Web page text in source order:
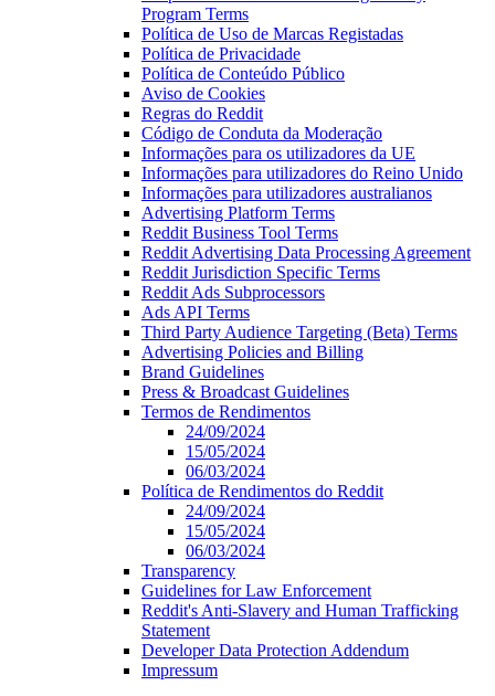
Program Terms
Política de Uso de Marcas Registadas
Política de Privacidade
Política de Conteúdo Público
Aviso de Cookies
Regras do Reddit
Código de Conduta da Moderação
Informações para os utilizadores da UE
Informações para utilizadores do Reino Unido
Informações para utilizadores australianos
Advertising Platform Terms
Reddit Business Tool Terms
Reddit Advertising Data Processing Agreement
Reddit Jurisdiction Specific Terms
Reddit Ads Subprocessors
Ads API Terms
Third Party Audience Targeting (Beta) Terms
Advertising Policies and Billing
Brand Guidelines
Press & Broadcast Guidelines
Termos de Rendimentos
24/09/2024
15/05/2024
06/03/2024
Política de Rendimentos do Reddit
24/09/2024
15/05/2024
06/03/2024
Transparency
Guidelines for Law Enforcement
Reddit's Anti-Slavery and Human Trafficking
Statement
Developer Data Protection Addendum
Impressum